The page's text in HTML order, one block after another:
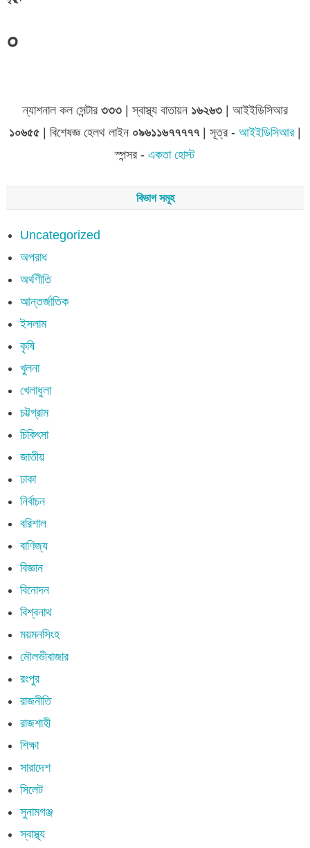
০
ন্যাশনাল কল সেন্টার ৩৩৩| স্বাস্থ্য বাতায়ন ১৬২৬৩| আইইডিসিআর
১০৬৫৫ | বিশেষজ্ঞ হেলথ লাইন ০৯৬১১৬৭৭৭৭৭| সূত্র - আইইডিসিআর|
স্পন্সর - একতা হোস্ট
বিভাগ সমূহ
Uncategorized
অপরাধ
অর্থণীতি
আন্তর্জাতিক
ইসলাম
কৃষি
খুলনা
খেলাধুলা
চট্টগ্রাম
চিকিৎসা
জাতীয়
ঢাকা
নির্বাচন
বরিশাল
বাণিজ্য
বিজ্ঞান
বিনোদন
বিশ্বনাথ
ময়মনসিংহ
মৌলভীবাজার
রংপুর
রাজনীতি
রাজশাহী
শিক্ষা
সারাদেশ
সিলেট
সুনামগঞ্জ
স্বাস্থ্য